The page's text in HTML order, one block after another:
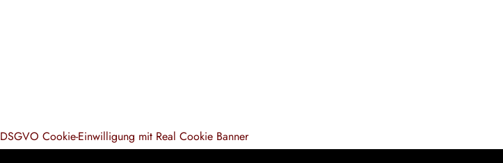
DSGVO Cookie-Einwilligung mit Real Cookie Banner